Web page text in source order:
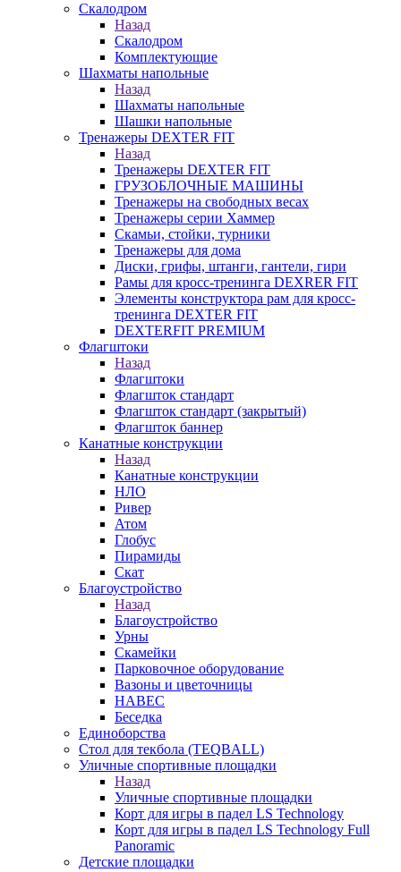
Скалодром
Назад
Скалодром
Комплектующие
Шахматы напольные
Назад
Шахматы напольные
Шашки напольные
Тренажеры DEXTER FIT
Назад
Тренажеры DEXTER FIT
ГРУЗОБЛОЧНЫЕ МАШИНЫ
Тренажеры на свободных весах
Тренажеры серии Хаммер
Скамьи, стойки, турники
Тренажеры для дома
Диски, грифы, штанги, гантели, гири
Рамы для кросс-тренинга DEXRER FIT
Элементы конструктора рам для кросс-
тренинга DEXTER FIT
DEXTERFIT PREMIUM
Флагштоки
Назад
Флагштоки
Флагшток стандарт
Флагшток стандарт (закрытый)
Флагшток баннер
Канатные конструкции
Назад
Канатные конструкции
НЛО
Ривер
Атом
Глобус
Пирамиды
Скат
Благоустройство
Назад
Благоустройство
Урны
Скамейки
Парковочное оборудование
Вазоны и цветочницы
НАВЕС
Беседка
Единоборства
Стол для текбола (TEQBALL)
Уличные спортивные площадки
Назад
Уличные спортивные площадки
Корт для игры в падел LS Technology
Корт для игры в падел LS Technology Full
Panoramic
Детские площадки